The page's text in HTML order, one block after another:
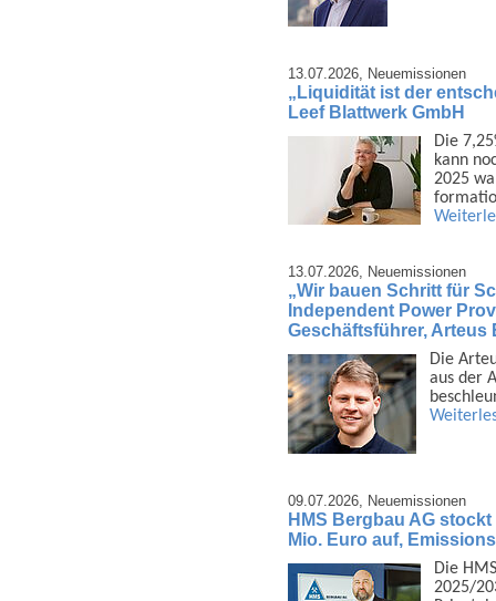
13.07.2026, Neuemissionen
„Liquidität ist der
Leef Blattwerk GmbH
Die
kann
2025
13.07.2026, Neuemissionen
„Wir bauen Schritt für
Independent Power
Geschäftsführer, Arteus
Die
aus der
09.07.2026, Neuemissionen
HMS Bergbau AG stockt
Mio. Euro auf,
Die
2025/